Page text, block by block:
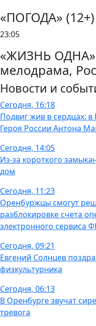
«ПОГОДА» (12+)
23:05
«ЖИЗНЬ ОДНА»
мелодрама,
Новости и
Сегодня, 16:18
Подвиг жив в сердцах:
Героя России Антона
Сегодня, 14:05
Из-за короткого
дом
Сегодня, 11:23
Оренбуржцы смогут
разблокировке счета
электронного сервиса
Сегодня, 09:21
Евгений Солнцев
физкультурника
Сегодня, 06:13
В Оренбурге звучат
тревога